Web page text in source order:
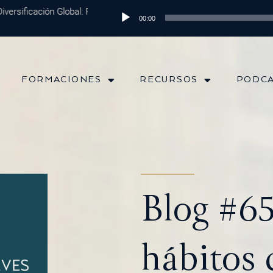
Global: Protege tu Dinero y Maximiza tus Inversiones
Reproductor
00:00
FORMACIONES RECURSOS
Blog
hábitos